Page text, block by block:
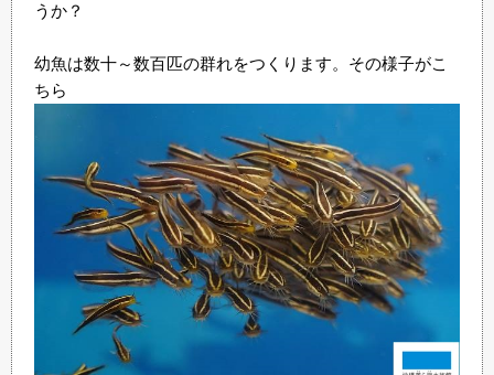
うか？
幼魚は数十～数百匹の群れをつくります。その様子がこ
ちら